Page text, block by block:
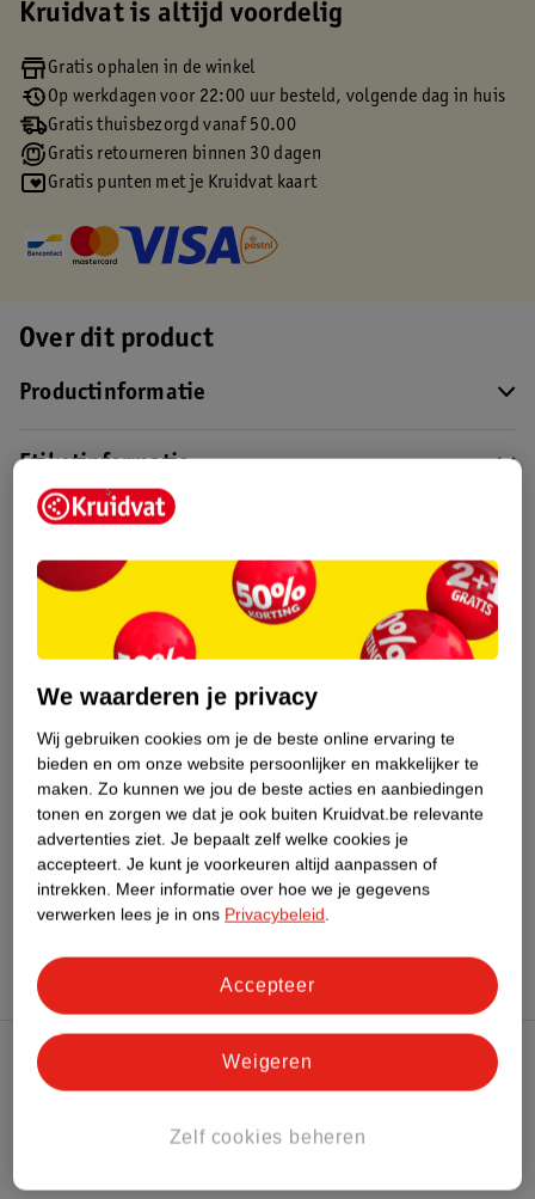
Kruidvat is altijd voordelig
Gratis ophalen in de winkel
Op werkdagen voor 22:00 uur besteld, volgende dag in huis
Gratis thuisbezorgd vanaf 50.00
Gratis retourneren binnen 30 dagen
Gratis punten met je Kruidvat kaart
Over dit product
Productinformatie
Etiketinformatie
Dit product heeft (nog) geen Nature
Impact Score.
Meer informatie
Bekijk ook
MeerRemescar Alle Dagcreme
Hoe controleren wij de reviews?
Kruidvat Club
We waarderen je privacy
Wij gebruiken cookies om je de beste online ervaring te
bieden en om onze website persoonlijker en makkelijker te
maken. Zo kunnen we jou de beste acties en aanbiedingen
tonen en zorgen we dat je ook buiten Kruidvat.be relevante
advertenties ziet. Je bepaalt zelf welke cookies je
accepteert. Je kunt je voorkeuren altijd aanpassen of
intrekken. Meer informatie over hoe we je gegevens
verwerken lees je in ons Privacybeleid.
Zelf cookies beheren
Weigeren
Accepteer